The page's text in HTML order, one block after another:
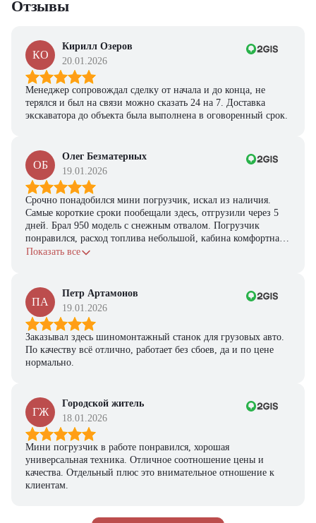
Отзывы
КО
Кирилл Озеров
20.01.2026
Менеджер сопровождал сделку от начала и до конца, не
терялся и был на связи можно сказать 24 на 7. Доставка
экскаватора до объекта была выполнена в оговоренный срок.
ОБ
Олег Безматерных
19.01.2026
Срочно понадобился мини погрузчик, искал из наличия.
Самые короткие сроки пообещали здесь, отгрузили через 5
дней. Брал 950 модель с снежным отвалом. Погрузчик
понравился, расход топлива небольшой, кабина комфортная,
с задачами справляется.
Показать все
ПА
Петр Артамонов
19.01.2026
Заказывал здесь шиномонтажный станок для грузовых авто.
По качеству всё отлично, работает без сбоев, да и по цене
нормально.
ГЖ
Городской житель
18.01.2026
Мини погрузчик в работе понравился, хорошая
универсальная техника. Отличное соотношение цены и
качества. Отдельный плюс это внимательное отношение к
клиентам.